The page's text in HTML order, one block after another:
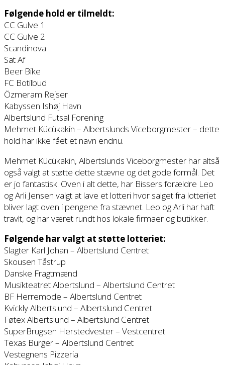
Følgende hold er tilmeldt:
CC Gulve 1
CC Gulve 2
Scandinova
Sat Af
Beer Bike
FC Botilbud
Özmeram Rejser
Kabyssen Ishøj Havn
Albertslund Futsal Forening
Mehmet Kücükakin – Albertslunds Viceborgmester – dette
hold har ikke fået et navn endnu.
Mehmet Kücükakin, Albertslunds Viceborgmester har altså
også valgt at støtte dette stævne og det gode formål. Det
er jo fantastisk. Oven i alt dette, har Bissers forældre Leo
og Arli Jensen valgt at lave et lotteri hvor salget fra lotteriet
bliver lagt oven i pengene fra stævnet. Leo og Arli har haft
travlt, og har været rundt hos lokale firmaer og butikker.
Følgende har valgt at støtte lotteriet:
Slagter Karl Johan – Albertslund Centret
Skousen Tåstrup
Danske Fragtmænd
Musikteatret Albertslund – Albertslund Centret
BF Herremode – Albertslund Centret
Kvickly Albertslund – Albertslund Centret
Føtex Albertslund – Albertslund Centret
SuperBrugsen Herstedvester – Vestcentret
Texas Burger – Albertslund Centret
Vestegnens Pizzeria